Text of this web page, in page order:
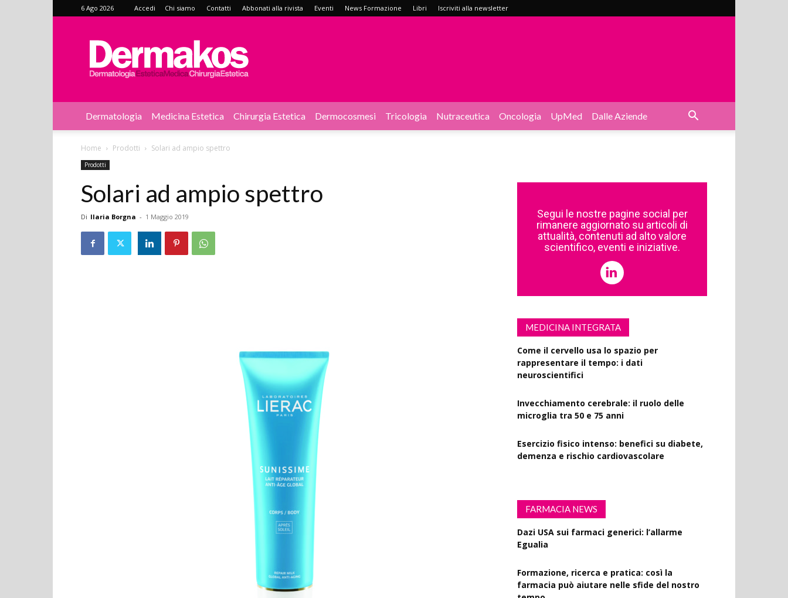
6 Ago 2026 Accedi Chi siamo Contatti Abbonati alla rivista Eventi News Formazione Libri Iscriviti alla newsletter
Dermakos
Dermatologia Medicina Estetica Chirurgia Estetica Dermocosmesi Tricologia Nutraceutica Oncologia UpMed Dalle Aziende
Home Prodotti Solari ad ampio spettro
Prodotti
Solari ad ampio spettro
Di Ilaria Borgna - 1 Maggio 2019
Segui le nostre pagine social per
rimanere aggiornato su articoli di
attualità, contenuti ad alto valore
scientifico, eventi e iniziative.
MEDICINA INTEGRATA
Come il cervello usa lo spazio per
rappresentare il tempo: i dati
neuroscientifici
Invecchiamento cerebrale: il ruolo delle
microglia tra 50 e 75 anni
Esercizio fisico intenso: benefici su diabete,
demenza e rischio cardiovascolare
FARMACIA NEWS
Dazi USA sui farmaci generici: l’allarme
Egualia
Formazione, ricerca e pratica: così la
farmacia può aiutare nelle sfide del nostro